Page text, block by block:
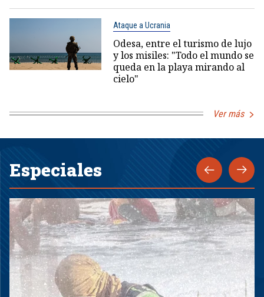
Ataque a Ucrania
Odesa, entre el turismo de lujo
y los misiles: "Todo el mundo se
queda en la playa mirando al
cielo"
Ver más
Especiales